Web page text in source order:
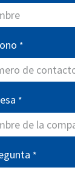
*
*
*